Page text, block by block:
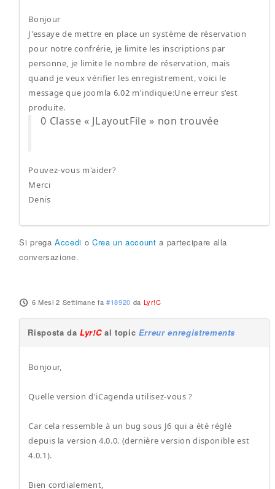
Bonjour
J'essaye de mettre en place un système de réservation
pour notre confrérie, je limite les inscriptions par
personne, je limite le nombre de réservation, mais
quand je veux vérifier les enregistrement, voici le
message que joomla 6.02 m'indique:Une erreur s’est
produite.
0 Classe « JLayoutFile » non trouvée
Pouvez-vous m'aider?
Merci
Denis
Si pregaAccedi o Crea un account a partecipare alla
conversazione.
6 Mesi 2 Settimane fa #18920 da Lyr!C
Risposta daLyr!Cal topic Erreur enregistrements
Bonjour,
Quelle version d'iCagenda utilisez-vous ?
Car cela ressemble à un bug sous J6 qui a été réglé
depuis la version 4.0.0. (dernière version disponible est
4.0.1).
Bien cordialement,